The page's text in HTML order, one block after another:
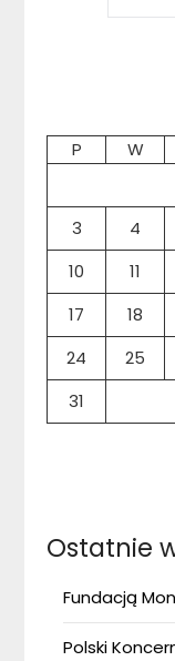
P W
3
4
10
11
17
18
24
25
31
Ostatnie
Fundacją
Polski